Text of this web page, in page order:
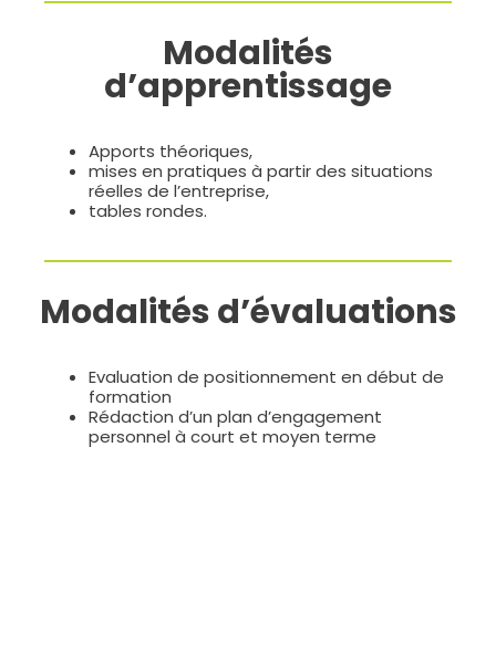
Modalités
d’apprentissage
Apports théoriques,
mises en pratiques à partir des situations
réelles de l’entreprise,
tables rondes.
Modalités d’évaluations
Evaluation de positionnement en début de
formation
Rédaction d’un plan d’engagement
personnel à court et moyen terme